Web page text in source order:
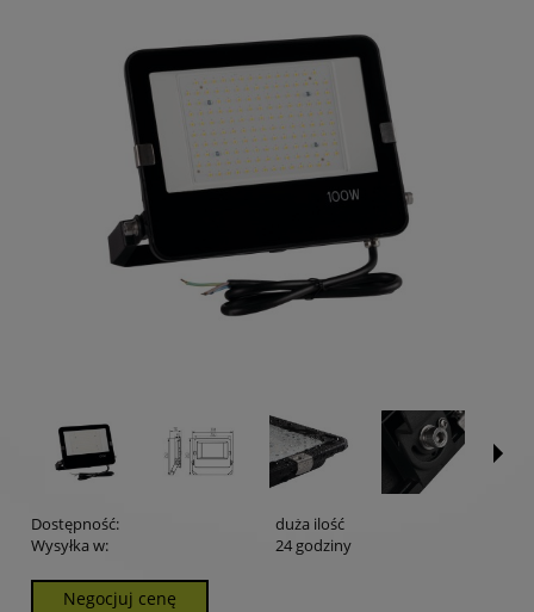
Dostępność:
duża ilość
Wysyłka w:
24 godziny
Negocjuj cenę